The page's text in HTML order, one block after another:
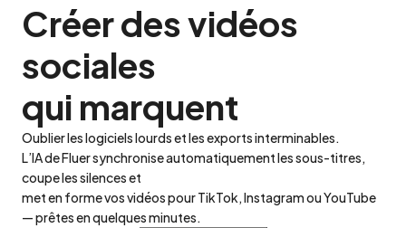
Créer des vidéos
sociales
qui marquent
Oublier les logiciels lourds et les exports interminables.
L’IA de Fluer synchronise automatiquement les sous-titres,
coupe les silences et
met en forme vos vidéos pour TikTok, Instagram ou YouTube
— prêtes en quelques minutes.